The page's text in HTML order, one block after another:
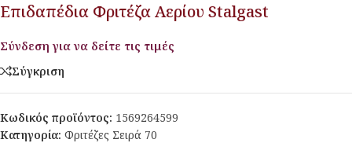
Επιδαπέδια Φριτέζα Αερίου Stalgast
Σύνδεση για να δείτε τις τιμές
Σύγκριση
Κωδικός προϊόντος: 1569264599
Κατηγορία: Φριτέζες Σειρά 70